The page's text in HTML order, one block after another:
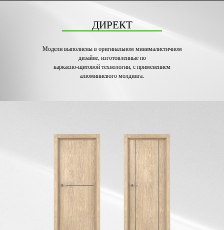
Модели выполнены в оригинальном минималистичном
дизайне, изготовленные по
каркасно-щитовой технологии, с применением
алюминиевого молдинга.
ДИРЕКТ